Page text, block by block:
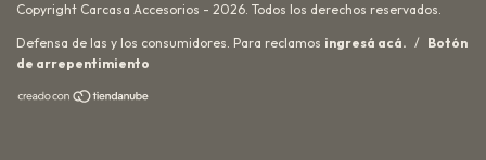
Copyright Carcasa Accesorios - 2026. Todos los derechos reservados.
Defensa de las y los consumidores. Para reclamos ingresá acá. / Botón
de arrepentimiento